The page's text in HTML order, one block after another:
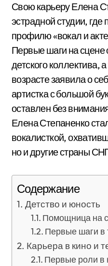
Свою карьеру Елена
эстрадной студии,
профилю «вокал и
Первые шаги на сцене
детского коллектива,
возрасте заявила о
артистка с большой
оставлен без
Елена Степаненко
вокалисткой,
но и другие страны
Содержание
Детство и юность
Помощница на
Первые шаги в
Карьера в кино и
Первые роли в